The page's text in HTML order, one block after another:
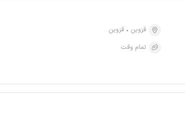
قزوین
قزوین
تمام وقت